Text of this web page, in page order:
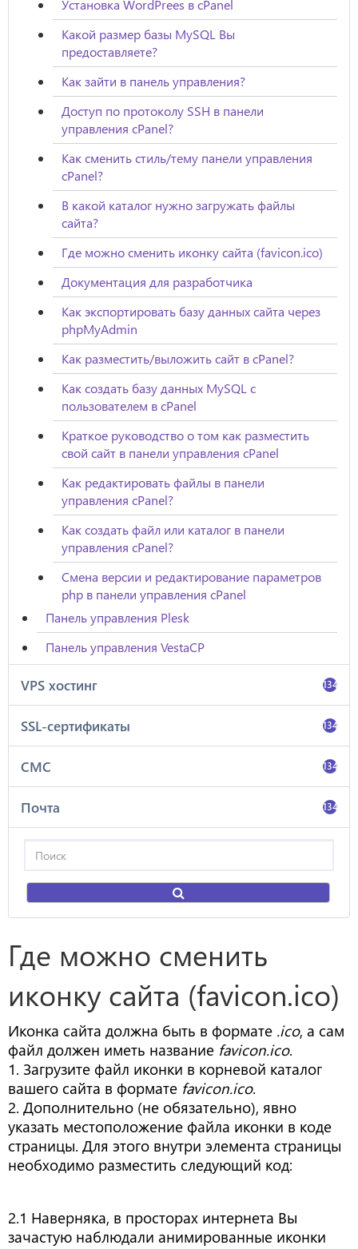
Установка WordPrees в cPanel
Какой размер базы MySQL Вы
предоставляете?
Как зайти в панель управления?
Доступ по протоколу SSH в панели
управления cPanel?
Как сменить стиль/тему панели управления
cPanel?
В какой каталог нужно загружать файлы
сайта?
Где можно сменить иконку сайта (favicon.ico)
Документация для разработчика
Как экспортировать базу данных сайта через
phpMyAdmin
Как разместить/выложить сайт в cPanel?
Как создать базу данных MySQL с
пользователем в cPanel
Краткое руководство о том как разместить
свой сайт в панели управления cPanel
Как редактировать файлы в панели
управления cPanel?
Как создать файл или каталог в панели
управления cPanel?
Смена версии и редактирование параметров
php в панели управления cPanel
Панель управления Plesk
Панель управления VestaCP
VPS хостинг 134
SSL-сертификаты 134
СМС 134
Почта 134
Где можно сменить
иконку сайта (favicon.ico)
Иконка сайта должна быть в формате .ico, а сам
файл должен иметь название favicon.ico.
1. Загрузите файл иконки в корневой каталог
вашего сайта в формате favicon.ico.
2. Дополнительно (не обязательно), явно
указать местоположение файла иконки в коде
страницы. Для этого внутри элемента страницы
необходимо разместить следующий код:
2.1 Наверняка, в просторах интернета Вы
зачастую наблюдали анимированные иконки